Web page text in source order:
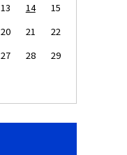
13 14
15
20 21
22
27 28
29